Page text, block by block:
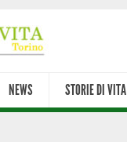
NEWS STORIE DI VITA